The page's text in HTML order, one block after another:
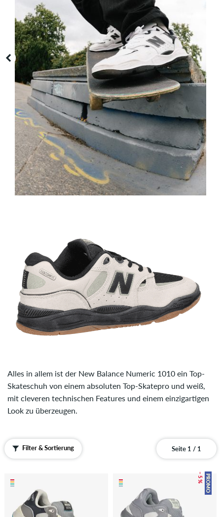
Alles in allem ist der New Balance Numeric 1010 ein Top-
Skateschuh von einem absoluten Top-Skatepro und weiß,
mit cleveren technischen Features und einem einzigartigen
Look zu überzeugen.
Filter & Sortierung Seite 1 / 1
PROMO
– 5 %